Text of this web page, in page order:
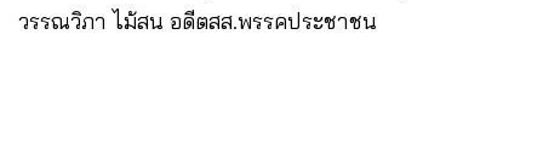
วรรณวิภา ไม้สน อดีตสส.พรรคประชาชน